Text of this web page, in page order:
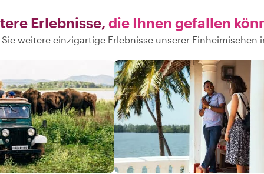
Erlebnisse, die Ihnen gefallen
weitere einzigartige Erlebnisse unserer Einheimischen